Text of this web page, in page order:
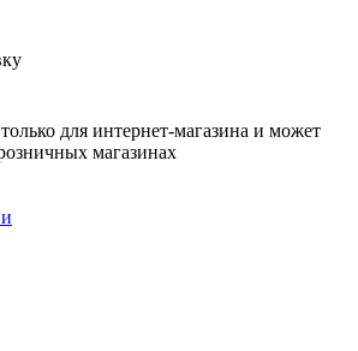
для интернет-магазина и может
магазинах